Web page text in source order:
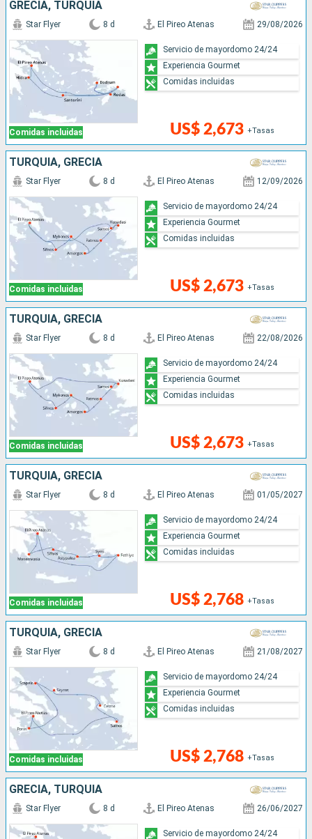
GRECIA, TURQUÍA
Comidas incluidas
Star Flyer 8 d El Pireo Atenas 29/08/2026
US$ 2,673 +Tasas
Servicio de mayordomo 24/24
Experiencia Gourmet
Comidas incluidas
TURQUÍA, GRECIA
Comidas incluidas
Star Flyer 8 d El Pireo Atenas 12/09/2026
US$ 2,673 +Tasas
Servicio de mayordomo 24/24
Experiencia Gourmet
Comidas incluidas
TURQUÍA, GRECIA
Comidas incluidas
Star Flyer 8 d El Pireo Atenas 22/08/2026
US$ 2,673 +Tasas
Servicio de mayordomo 24/24
Experiencia Gourmet
Comidas incluidas
TURQUÍA, GRECIA
Comidas incluidas
Star Flyer 8 d El Pireo Atenas 01/05/2027
US$ 2,768 +Tasas
Servicio de mayordomo 24/24
Experiencia Gourmet
Comidas incluidas
TURQUÍA, GRECIA
Comidas incluidas
Star Flyer 8 d El Pireo Atenas 21/08/2027
US$ 2,768 +Tasas
Servicio de mayordomo 24/24
Experiencia Gourmet
Comidas incluidas
GRECIA, TURQUÍA
Star Flyer 8 d El Pireo Atenas 26/06/2027
Servicio de mayordomo 24/24